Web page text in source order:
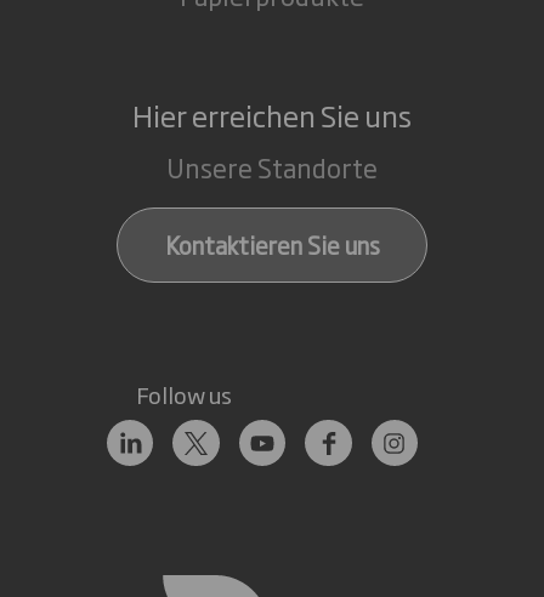
Hier erreichen Sie uns
Unsere Standorte
Kontaktieren Sie uns
Follow us